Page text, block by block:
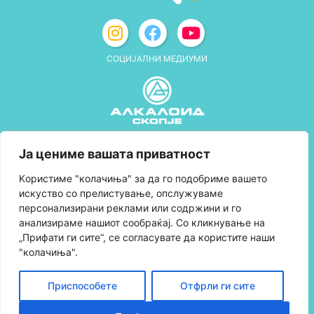
Ја цениме вашата приватност
Kористиме "колачиња" за да го подобриме вашето
искуство со прелистување, опслужуваме
персонализирани реклами или содржини и го
анализираме нашиот сообраќај. Со кликнување на
„Прифати ги сите“, се согласувате да користите наши
"колачиња".
Приспособете Отфрли ги сите
СОЦИЈАЛНИ МЕДИУМИ
Правила и услови за користење
Политика за колачиња
Правила за учество во програмата за
лојалност и политика за собирање поени
Контактирајте нè